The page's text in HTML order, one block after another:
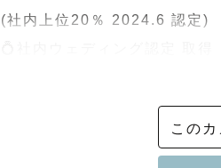
(社内上位20％ 2024.6 認定)
◆現在のご予約状況について
この